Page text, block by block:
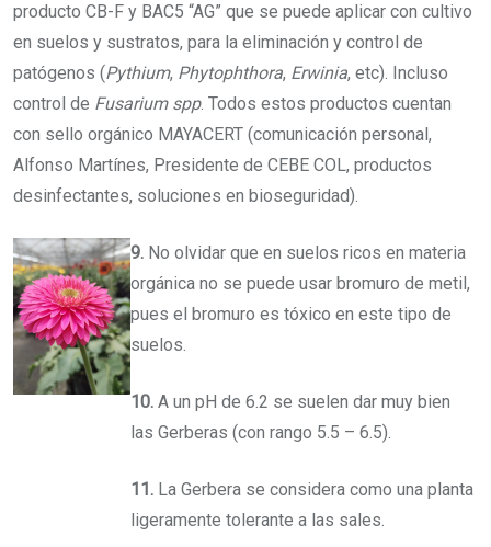
producto CB-F y BAC5 “AG” que se puede aplicar con cultivo
en suelos y sustratos, para la eliminación y control de
patógenos (Pythium, Phytophthora, Erwinia, etc). Incluso
control de Fusarium spp. Todos estos productos cuentan
con sello orgánico MAYACERT (comunicación personal,
Alfonso Martínes, Presidente de CEBE COL, productos
desinfectantes, soluciones en bioseguridad).
9. No olvidar que en suelos ricos en materia
orgánica no se puede usar bromuro de metil,
pues el bromuro es tóxico en este tipo de
suelos.
10. A un pH de 6.2 se suelen dar muy bien
las Gerberas (con rango 5.5 – 6.5).
11. La Gerbera se considera como una planta
ligeramente tolerante a las sales.